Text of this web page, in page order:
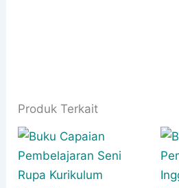
Produk Terkait